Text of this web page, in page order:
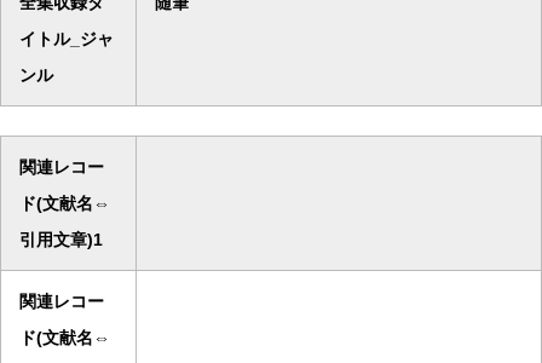
イトル_ジャ
ンル
関連レコー
ド(文献名⇔
引用文章)1
関連レコー
ド(文献名⇔